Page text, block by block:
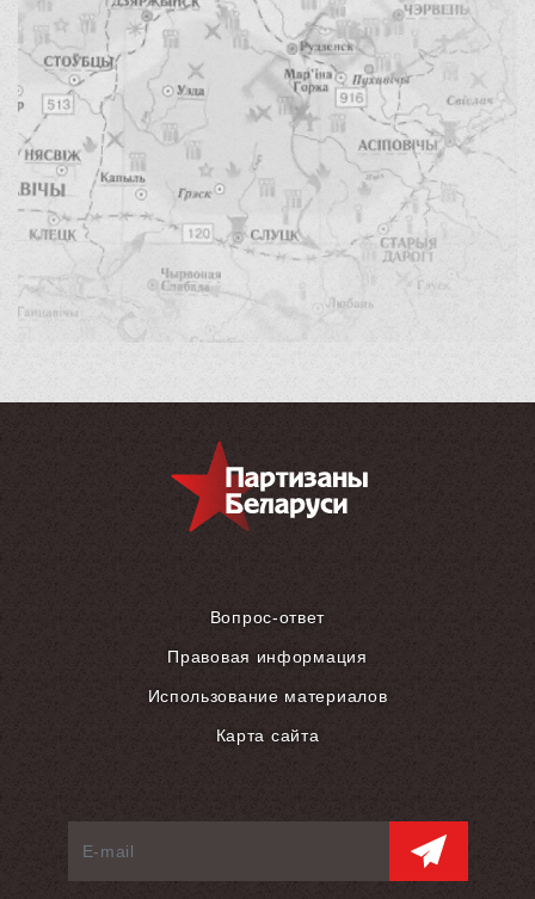
Вопрос-ответ
Правовая информация
Использование материалов
Карта сайта